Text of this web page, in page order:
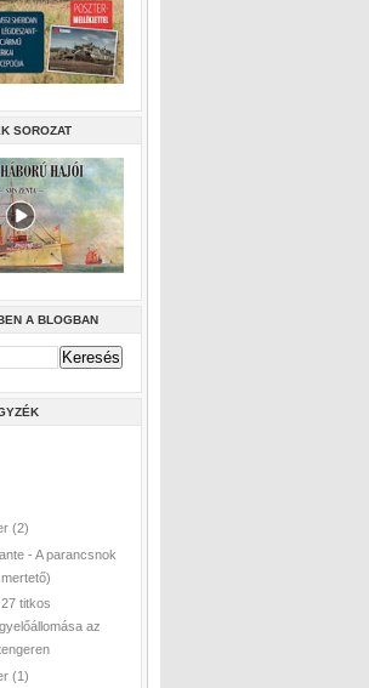
SOROZAT
A BLOGBAN
(2)
- A parancsnok
titkos
az
(1)